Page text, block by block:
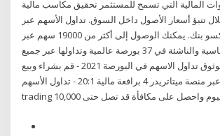
المالية التي تسمح للمستثمر تحقيق مكاسب مالية
تنبؤ أسعار الأصول داخل السوق. تداول الأسهم عبر
الإنترنت مع ساكسو بنك. يمكنك الوصول إلى أكثر من 19000 سهم عبر
الأسواق الأساسية والناشئة في 37 بورصة عالمية وتداولها عبر جميع
الأجهزة. "وسيط موثوق تداول الاسهم في البورصة 2021 - قم بشراء وبيع
الأسهم عبر منصة ميتاتريدر 4 برافعة مالية 20:1 - تداول الأسهم stocks